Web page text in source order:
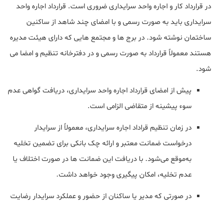
در قرارداد کار و اجاره واحد سرایداری ضروری است. قرارداد اجاره واحد
سرایداری باید به صورت رسمی و با امضای چند شاهد از ساکنین
ساختمان نوشته شود. در برج ها و مجتمع هایی که دارای هیئت مدیره
هستند معمولاً قرارداد به صورت رسمی و در دفترخانه تنظیم و امضا می
شود.
پیش از امضای قرارداد اجاره واحد سرایداری، دریافت گواهی عدم
سوء پیشینه از متقاضی الزامی است.
در زمان تنظیم قراداد اجاره سرایداری، معمولاً از سرایدار
درخواست ضمانت معتبر و ارائه چک بانکی برای تضمین تخلیه
به‌موقع می‌شود. با دریافت این ضمانت ها در صورت اختلاف یا
عدم تخلیه، امکان پیگیری وجود خواهد داشت.
در صورتی که مدیر یا ساکنان از حضور و عملکرد سرایدار رضایت